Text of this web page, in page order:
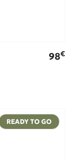
98€
READY TO GO